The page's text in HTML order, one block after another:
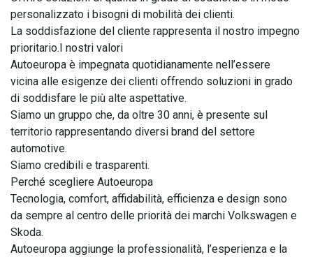
personalizzato i bisogni di mobilità dei clienti.
La soddisfazione del cliente rappresenta il nostro impegno
prioritario.I nostri valori
Autoeuropa è impegnata quotidianamente nell’essere
vicina alle esigenze dei clienti offrendo soluzioni in grado
di soddisfare le più alte aspettative.
Siamo un gruppo che, da oltre 30 anni, è presente sul
territorio rappresentando diversi brand del settore
automotive.
Siamo credibili e trasparenti.
Perché scegliere Autoeuropa
Tecnologia, comfort, affidabilità, efficienza e design sono
da sempre al centro delle priorità dei marchi Volkswagen e
Skoda.
Autoeuropa aggiunge la professionalità, l’esperienza e la